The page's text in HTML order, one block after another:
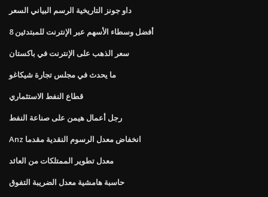
داو جونز التاريخية الرسم البياني السعر
8 أفضل وسطاء الأسهم عبر الإنترنت للمبتدئين
سعر الذهب على الإنترنت في باكستان
ما يحدث في مجلس تجارة شيكاغو
قطاع النفط الاستثماري
رجل أعمال هيمن على صناعة النفط
Anz انخفاض معدل الرسوم النقدية مقدما
معدل تطوير الممتلكات من العائد
حاسبة هامشية معدل الضريبة التفوق